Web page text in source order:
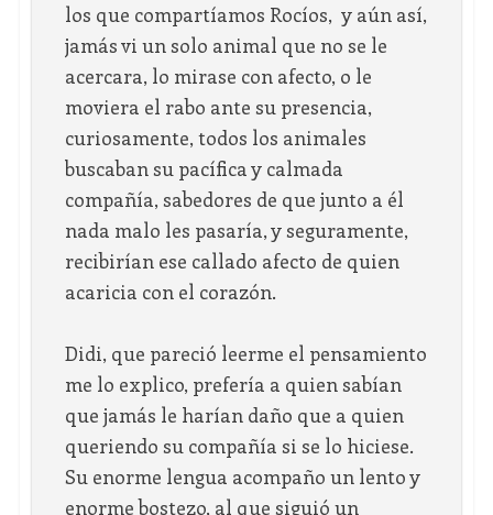
los que compartíamos Rocíos, y aún así,
jamás vi un solo animal que no se le
acercara, lo mirase con afecto, o le
moviera el rabo ante su presencia,
curiosamente, todos los animales
buscaban su pacífica y calmada
compañía, sabedores de que junto a él
nada malo les pasaría, y seguramente,
recibirían ese callado afecto de quien
acaricia con el corazón.
Didi, que pareció leerme el pensamiento
me lo explico, prefería a quien sabían
que jamás le harían daño que a quien
queriendo su compañía si se lo hiciese.
Su enorme lengua acompaño un lento y
enorme bostezo, al que siguió un